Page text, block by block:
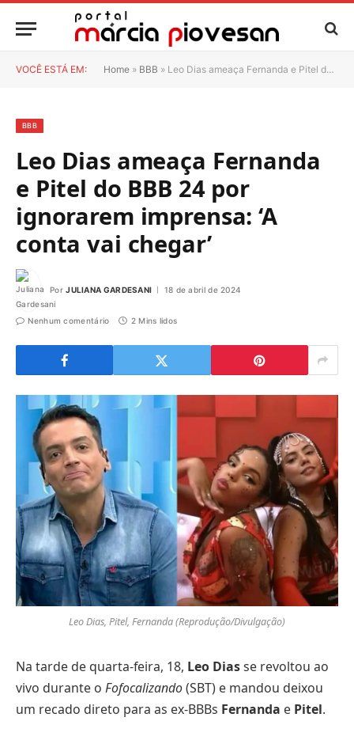
VOCÊ ESTÁ EM: Home » BBB » Leo Dias ameaça Fernanda e Pitel do BBB 24 por ignorarem imprensa: ‘A conta vai chegar’
BBB
Leo Dias ameaça Fernanda
e Pitel do BBB 24 por
ignorarem imprensa: ‘A
conta vai chegar’
Por JULIANA GARDESANI 18 de abril de 2024
Nenhum comentário 2 Mins lidos
Leo Dias, Pitel, Fernanda (Reprodução/Divulgação)
Na tarde de quarta-feira, 18, Leo Diasse revoltou ao
vivo durante o Fofocalizando(SBT) e mandou deixou
um recado direto para as ex-BBBs Fernanda e Pitel.